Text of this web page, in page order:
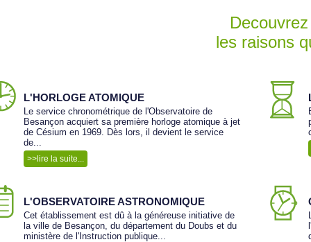
les raisons
L'HORLOGE ATOMIQUE
Le service chronométrique de l'Observatoire de
Besançon acquiert sa première horloge atomique à jet
de Césium en 1969. Dès lors, il devient le service
de...
>>lire la suite...
L'OBSERVATOIRE ASTRONOMIQUE
Cet établissement est dû à la généreuse initiative de
la ville de Besançon, du département du Doubs et du
ministère de l'Instruction publique...